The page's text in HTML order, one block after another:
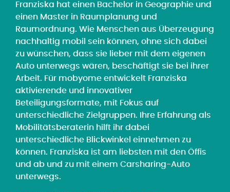
Franziska hat einen Bachelor in Geographie und
einen Master in Raumplanung und
Raumordnung. Wie Menschen aus Überzeugung
nachhaltig mobil sein können, ohne sich dabei
zu wünschen, dass sie lieber mit dem eigenen
Auto unterwegs wären, beschäftigt sie bei ihrer
Arbeit. Für mobyome entwickelt Franziska
aktivierende und innovativer
Beteiligungsformate, mit Fokus auf
unterschiedliche Zielgruppen. Ihre Erfahrung als
Mobilitätsberaterin hilft ihr dabei
unterschiedliche Blickwinkel einnehmen zu
können. Franziska ist am liebsten mit den Öffis
und ab und zu mit einem Carsharing-Auto
unterwegs.